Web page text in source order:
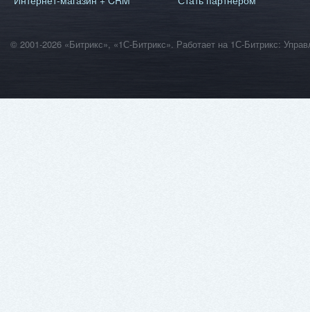
© 2001-2026 «Битрикс», «1С-Битрикс». Работает на 1С-Битрикс: